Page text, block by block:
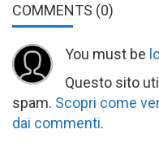
COMMENTS (0)
You must be
Questo sito
spam. Scopri come
dai commenti.